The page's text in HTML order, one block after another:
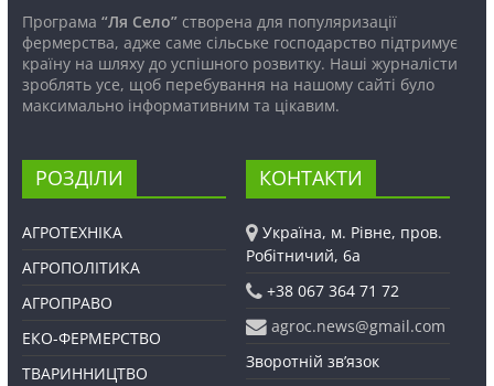
Програма “Ля Село”створена для популяризації
фермерства, адже саме сільське господарство підтримує
країну на шляху до успішного розвитку. Наші журналісти
зроблять усе, щоб перебування на нашому сайті було
максимально інформативним та цікавим.
РОЗДІЛИ
АГРОТЕХНІКА
АГРОПОЛІТИКА
АГРОПРАВО
ЕКО-ФЕРМЕРСТВО
ТВАРИННИЦТВО
КОНТАКТИ
Україна, м. Рівне, пров.
Робітничий, 6а
+38 067 364 71 72
agroc.news@gmail.com
Зворотній зв’язок